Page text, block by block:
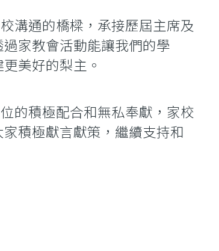
溝通的橋樑，承接歷屆主席及
家教會活動能讓我們的學
美好的梨主。
的積極配合和無私奉獻，家校
積極獻言獻策，繼續支持和